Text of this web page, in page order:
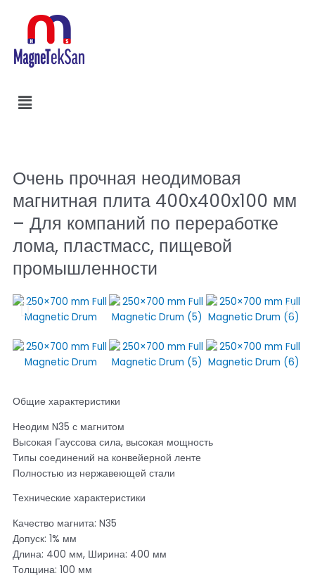
содержимому
Меню
Очень прочная неодимовая
магнитная плита 400x400x100 мм
– Для компаний по переработке
лома, пластмасс, пищевой
промышленности
Общие характеристики
Неодим N35 с магнитом
Высокая Гауссова сила, высокая мощность
Типы соединений на конвейерной ленте
Полностью из нержавеющей стали
Технические характеристики
Качество магнита: N35
Допуск: 1% мм
Длина: 400 мм, Ширина: 400 мм
Толщина: 100 мм